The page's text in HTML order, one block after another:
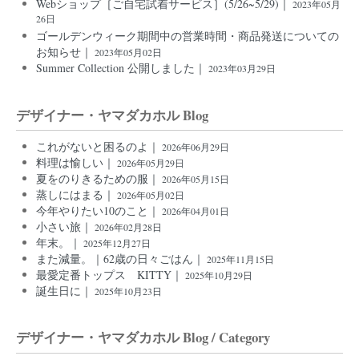
Webショップ［ご自宅試着サービス］(5/26~5/29)｜ 2023年05月
26日
ゴールデンウィーク期間中の営業時間・商品発送についての
お知らせ｜ 2023年05月02日
Summer Collection 公開しました｜ 2023年03月29日
デザイナー・ヤマダカホル Blog
これがないと困るのよ｜ 2026年06月29日
料理は愉しい｜ 2026年05月29日
夏をのりきるための服｜ 2026年05月15日
蒸しにはまる｜ 2026年05月02日
今年やりたい10のこと｜ 2026年04月01日
小さい旅｜ 2026年02月28日
年末。｜ 2025年12月27日
また減量。｜62歳の日々ごはん｜ 2025年11月15日
最愛定番トップス KITTY｜ 2025年10月29日
誕生日に｜ 2025年10月23日
デザイナー・ヤマダカホル Blog / Category